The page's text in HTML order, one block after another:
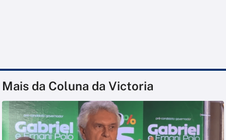
Mais da Coluna da Victoria